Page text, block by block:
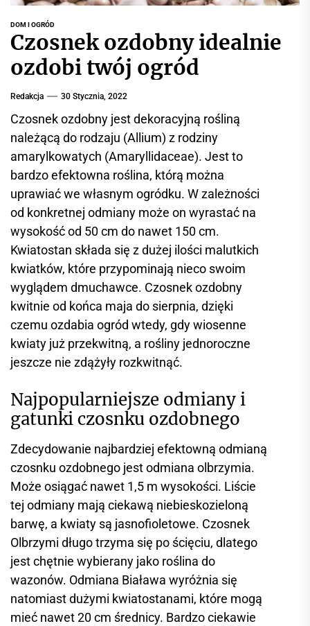
r
i
s
i
o
r
m
a
c
y
j
n
y
DOM I OGRÓD
Czosnek ozdobny idealnie
ozdobi twój ogród
Redakcja 30 Stycznia, 2022
Czosnek ozdobny jest dekoracyjną rośliną
należącą do rodzaju (Allium) z rodziny
amarylkowatych (Amaryllidaceae). Jest to
bardzo efektowna roślina, którą można
uprawiać we własnym ogródku. W zależności
od konkretnej odmiany może on wyrastać na
wysokość od 50 cm do nawet 150 cm.
Kwiatostan składa się z dużej ilości malutkich
kwiatków, które przypominają nieco swoim
wyglądem dmuchawce. Czosnek ozdobny
kwitnie od końca maja do sierpnia, dzięki
czemu ozdabia ogród wtedy, gdy wiosenne
kwiaty już przekwitną, a rośliny jednoroczne
jeszcze nie zdążyły rozkwitnąć.
Najpopularniejsze odmiany i
gatunki czosnku ozdobnego
Zdecydowanie najbardziej efektowną odmianą
czosnku ozdobnego jest odmiana olbrzymia.
Może osiągać nawet 1,5 m wysokości. Liście
tej odmiany mają ciekawą niebieskozieloną
barwę, a kwiaty są jasnofioletowe. Czosnek
Olbrzymi długo trzyma się po ścięciu, dlatego
jest chętnie wybierany jako roślina do
wazonów. Odmiana Biaława wyróżnia się
natomiast dużymi kwiatostanami, które mogą
mieć nawet 20 cm średnicy. Bardzo ciekawie